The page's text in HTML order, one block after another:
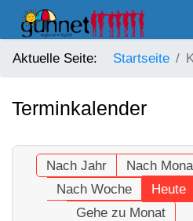
Aktuelle Seite: Startseite
Terminkalender
Nach Jahr
Nach
Nach Woche
Heute
Gehe zu Monat